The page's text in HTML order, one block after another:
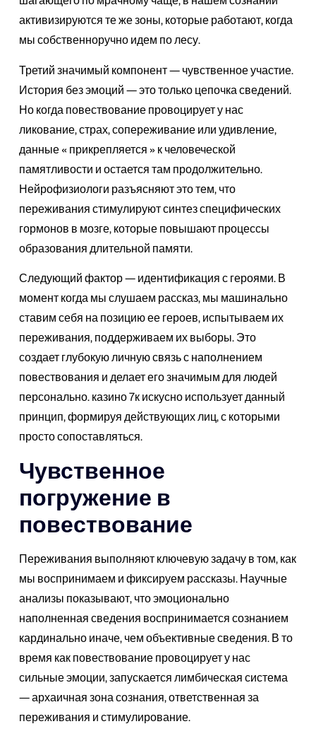
активизируются те же зоны, которые работают, когда
мы собственноручно идем по лесу.
Третий значимый компонент — чувственное участие.
История без эмоций — это только цепочка сведений.
Но когда повествование провоцирует у нас
ликование, страх, сопереживание или удивление,
данные « прикрепляется » к человеческой
памятливости и остается там продолжительно.
Нейрофизиологи разъясняют это тем, что
переживания стимулируют синтез специфических
гормонов в мозге, которые повышают процессы
образования длительной памяти.
Следующий фактор — идентификация с героями. В
момент когда мы слушаем рассказ, мы машинально
ставим себя на позицию ее героев, испытываем их
переживания, поддерживаем их выборы. Это
создает глубокую личную связь с наполнением
повествования и делает его значимым для людей
персонально. казино 7к искусно использует данный
принцип, формируя действующих лиц, с которыми
просто сопоставляться.
Чувственное
погружение в
повествование
Переживания выполняют ключевую задачу в том, как
мы воспринимаем и фиксируем рассказы. Научные
анализы показывают, что эмоционально
наполненная сведения воспринимается сознанием
кардинально иначе, чем объективные сведения. В то
время как повествование провоцирует у нас
сильные эмоции, запускается лимбическая система
— архаичная зона сознания, ответственная за
переживания и стимулирование.